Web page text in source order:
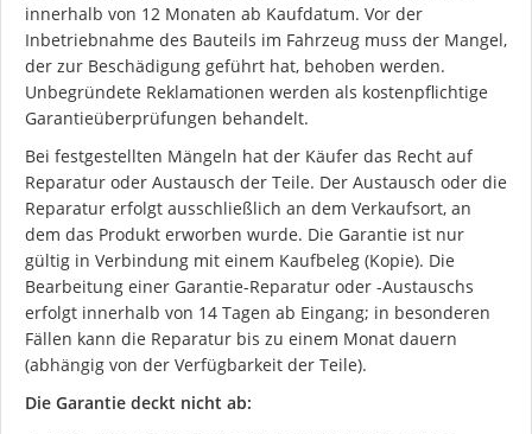
innerhalb von 12 Monaten ab Kaufdatum. Vor der
Inbetriebnahme des Bauteils im Fahrzeug muss der Mangel,
der zur Beschädigung geführt hat, behoben werden.
Unbegründete Reklamationen werden als kostenpflichtige
Garantieüberprüfungen behandelt.
Bei festgestellten Mängeln hat der Käufer das Recht auf
Reparatur oder Austausch der Teile. Der Austausch oder die
Reparatur erfolgt ausschließlich an dem Verkaufsort, an
dem das Produkt erworben wurde. Die Garantie ist nur
gültig in Verbindung mit einem Kaufbeleg (Kopie). Die
Bearbeitung einer Garantie-Reparatur oder -Austauschs
erfolgt innerhalb von 14 Tagen ab Eingang; in besonderen
Fällen kann die Reparatur bis zu einem Monat dauern
(abhängig von der Verfügbarkeit der Teile).
Die Garantie deckt nicht ab: